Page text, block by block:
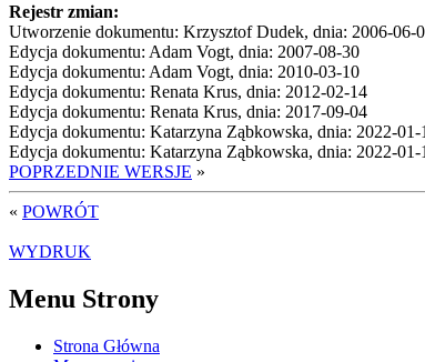
Rejestr zmian:
Utworzenie dokumentu: Krzysztof Dudek, dnia: 2006-06-
Edycja dokumentu: Adam Vogt, dnia: 2007-08-30
Edycja dokumentu: Adam Vogt, dnia: 2010-03-10
Edycja dokumentu: Renata Krus, dnia: 2012-02-14
Edycja dokumentu: Renata Krus, dnia: 2017-09-04
Edycja dokumentu: Katarzyna Ząbkowska, dnia: 2022-01-
Edycja dokumentu: Katarzyna Ząbkowska, dnia: 2022-01-
POPRZEDNIE WERSJE »
« POWRÓT
WYDRUK
Menu Strony
Strona Główna